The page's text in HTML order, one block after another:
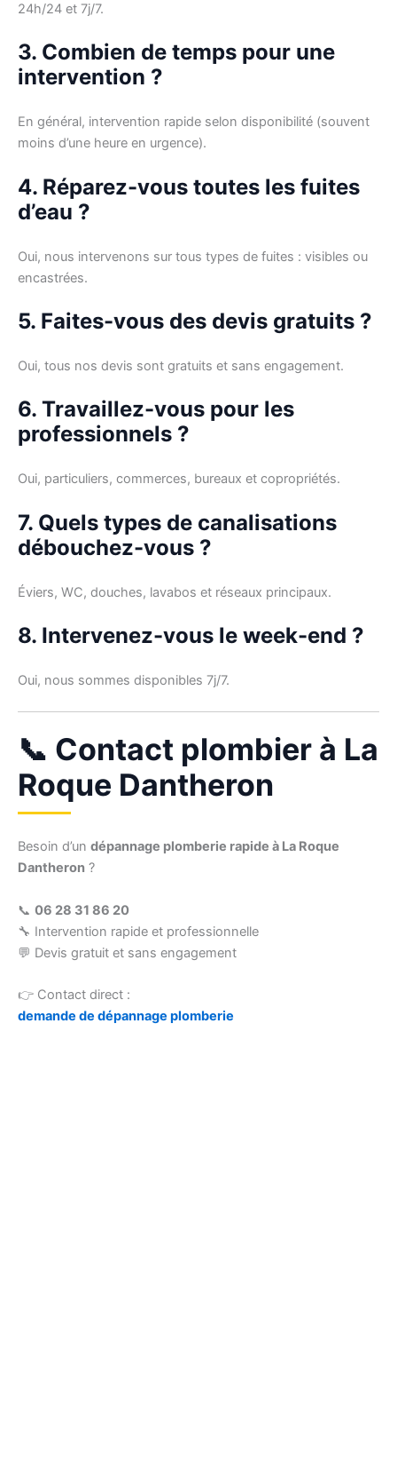
24h/24 et 7j/7.
3. Combien de temps pour une
intervention ?
En général, intervention rapide selon disponibilité (souvent
moins d’une heure en urgence).
4. Réparez-vous toutes les fuites
d’eau ?
Oui, nous intervenons sur tous types de fuites : visibles ou
encastrées.
5. Faites-vous des devis gratuits ?
Oui, tous nos devis sont gratuits et sans engagement.
6. Travaillez-vous pour les
professionnels ?
Oui, particuliers, commerces, bureaux et copropriétés.
7. Quels types de canalisations
débouchez-vous ?
Éviers, WC, douches, lavabos et réseaux principaux.
8. Intervenez-vous le week-end ?
Oui, nous sommes disponibles 7j/7.
📞 Contact plombier à La
Roque Dantheron
Besoin d’un dépannage plomberie rapide à La Roque
Dantheron ?
📞 06 28 31 86 20
🔧 Intervention rapide et professionnelle
💬 Devis gratuit et sans engagement
👉 Contact direct :
demande de dépannage plomberie